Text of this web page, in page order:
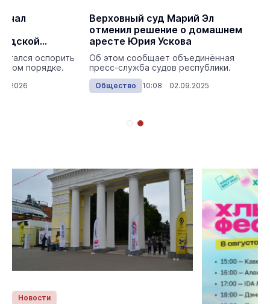
оспорить
порядке.
Верховный суд Марий Эл
отменил решение о домашнем
аресте Юрия Ускова
Об этом сообщает объединённая
пресс-служба судов республики.
Общество 10:08 02.09.2025
Новости